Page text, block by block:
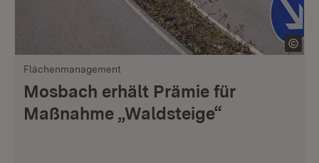
Flächenmanagement
Mosbach erhält Prämie für
Maßnahme „Waldsteige“